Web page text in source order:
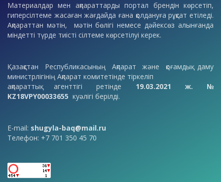
Материалдар мен ақпараттарды портал брендін көрсетіп,
гиперсілтеме жасаған жағдайда ғана қолдануға рұқсат етіледі.
Ақпараттан мәтін, мәтін бөлігі немесе дәйексөз алынғанда
міндетті түрде тиісті сілтеме көрсетілуі керек.
Қазақстан Республикасының Ақпарат және қоғамдық даму
министрлігінің Ақпарат комитетінде тіркеліп
ақпараттық агенттігі ретінде 19.03.2021 ж. №
KZ18VPY00033655 куәлігі берілді.
E-mail: shugyla-baq@mail.ru
Телефон: +7 701 350 45 70